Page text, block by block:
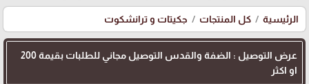
الرئيسية كل المنتجات جكيتات و ترانشكوت
عرض التوصيل : الضفة والقدس التوصيل مجاني للطلبات بقيمة 200
او اكثر